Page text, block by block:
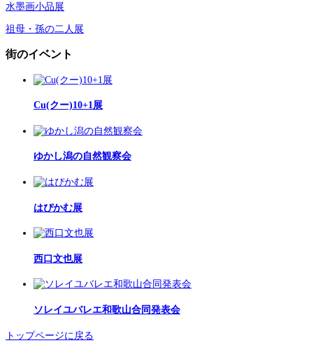
水墨画小品展
祖母・孫の二人展
街のイベント
Cu(クー)10+1展
ゆかし潟の自然観察会
はぴかむ展
西口文也展
ソレイユバレエ和歌山合同発表会
トップページに戻る